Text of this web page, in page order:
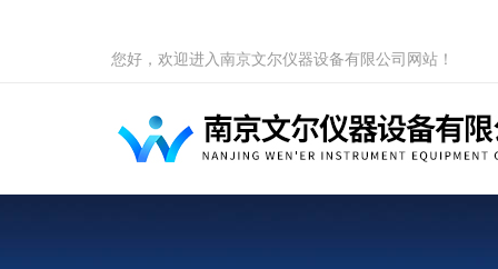
您好，欢迎进入南京文尔仪器设备有限公司网站！